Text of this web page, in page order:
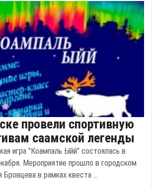
провели спортивную
саамской легенды
игра "Коампаль Ыйй" состоялась в
Мероприятие прошло в городском
в рамках квеста ...